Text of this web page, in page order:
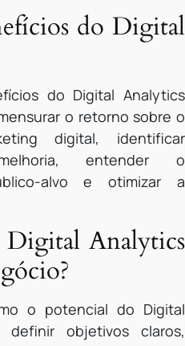
do Digital
do Digital Analytics
o retorno sobre o
digital, identificar
entender o
alvo e otimizar a
Analytics
o potencial do Digital
objetivos claros,